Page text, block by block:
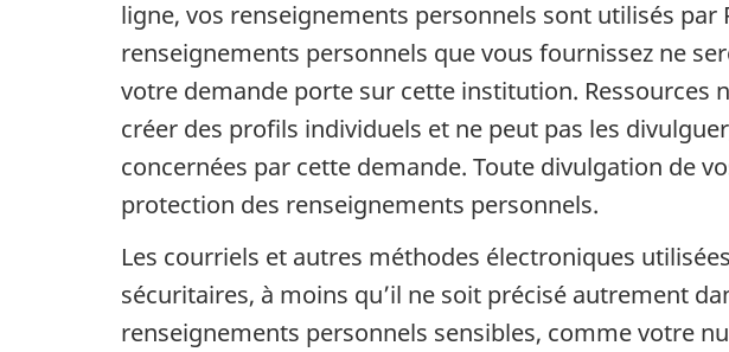
ligne, vos renseignements personnels sont utilisés
renseignements personnels que vous fournissez ne
votre demande porte sur cette institution. Ressources
créer des profils individuels et ne peut pas les
concernées par cette demande. Toute divulgation de
protection des renseignements personnels.
Les courriels et autres méthodes électroniques
sécuritaires, à moins qu’il ne soit précisé autrement
renseignements personnels sensibles, comme votre